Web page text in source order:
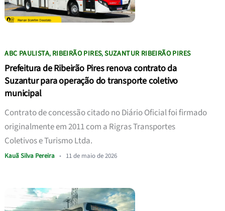
ABC PAULISTA, RIBEIRÃO PIRES,SUZANTUR RIBEIRÃO PIRES
Prefeitura de Ribeirão Pires renova contrato da
Suzantur para operação do transporte coletivo
municipal
Contrato de concessão citado no Diário Oficial foi firmado
originalmente em 2011 com a Rigras Transportes
Coletivos e Turismo Ltda.
Kauã Silva Pereira • 11 de maio de 2026